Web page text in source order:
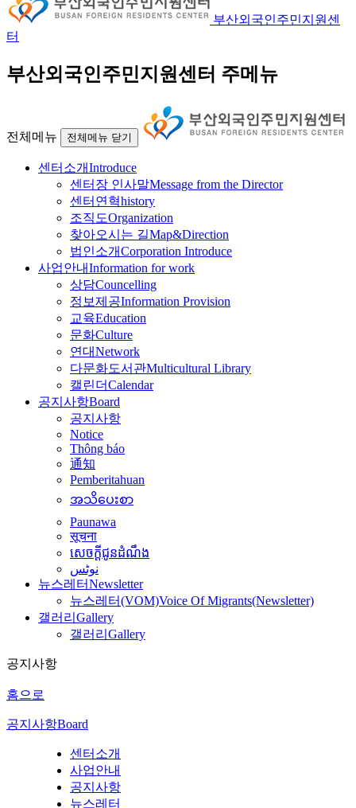
부산외국인주민지원센
터
부산외국인주민지원센터 주메뉴
전체메뉴 전체메뉴 닫기
센터소개Introduce
센터장 인사말Message from the Director
센터연혁history
조직도Organization
찾아오시는 길Map&Direction
법인소개Corporation Introduce
사업안내Information for work
상담Councelling
정보제공Information Provision
교육Education
문화Culture
연대Network
다문화도서관Multicultural Library
캘린더Calendar
공지사항Board
공지사항
Notice
Thông báo
通知
Pemberitahuan
အသိပေးစာ
Paunawa
सूचना
សេចក្តីជូនដំណឹង
نوٹس
뉴스레터Newsletter
뉴스레터(VOM)Voice Of Migrants(Newsletter)
갤러리 Gallery
갤러리 Gallery
공지사항
홈으로
공지사항Board
센터소개
사업안내
공지사항
뉴스레터